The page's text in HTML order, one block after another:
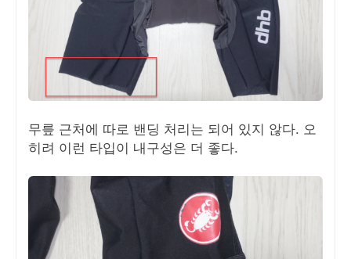
무릎 근처에 따로 밴딩 처리는 되어 있지 않다. 오
히려 이런 타입이 내구성은 더 좋다.